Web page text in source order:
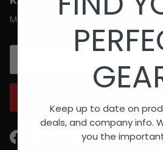
Meld u aan voor updates
Instagram
TikTok
Keep up to date on
deals, and company info.
you the